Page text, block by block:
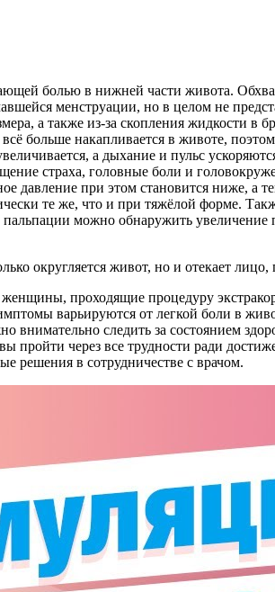
болью в нижней части живота.
менструации, но в целом не
а также из-за скопления жидкости в
больше накапливается в животе,
а дыхание и пульс
страха, головные боли и
давление при этом становится ниже, а
те же, что и при тяжёлой форме.
можно обнаружить
округляется живот, но и отекает
проходящие процедуру
варьируются от легкой боли в
следить за состоянием
пройти через все трудности ради
решения в сотрудничестве с врачом.